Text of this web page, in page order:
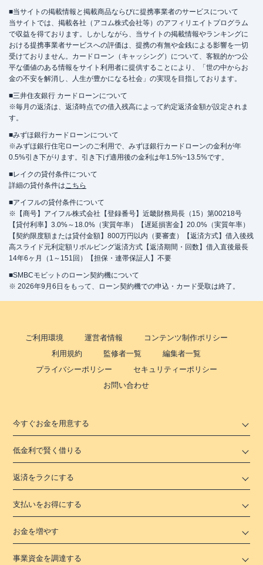
■当サイトの掲載情報と掲載商品ならびに提携事業者のサービスについて
当サイトでは、掲載各社（アコム株式会社等）のアフィリエイトプログラム
で収益を得ております。しかしながら、当サイトの掲載情報やランキングに
おける提携事業者サービスへの評価は、提携の有無や金銭による影響を一切
受けておりません。カードローン（キャッシング）について、客観的かつ公
平な価値のある情報をサイト利用者に提供することにより、「世の中からお
金の不安を解消し、人生が豊かになる社会」の実現を目指しております。
■三井住友銀行 カードローンについて
※毎月の返済は、返済時点での借入残高によって約定返済金額が設定されま
す。
■みずほ銀行カードローンについて
※みずほ銀行住宅ローンのご利用で、みずほ銀行カードローンの金利が年
0.5%引き下がります。引き下げ適用後の金利は年1.5%~13.5%です。
■レイクの貸付条件について
詳細の貸付条件はこちら
■アイフルの貸付条件について
※【商号】アイフル株式会社【登録番号】近畿財務局長（15）第00218号
【貸付利率】3.0%～18.0%（実質年率）【遅延損害金】20.0%（実質年率）
【契約限度額または貸付金額】800万円以内（要審査）【返済方式】借入後残
高スライド元利定額リボルビング返済方式【返済期間・回数】借入直後最長
14年6ヶ月（1～151回）【担保・連帯保証人】不要
■SMBCモビットのローン契約機について
※ 2026年9月6日をもって、ローン契約機での申込・カード受取は終了。
ご利用環境 運営者情報
コンテンツ制作ポリシー
利用規約
監修者一覧
編集者一覧
プライバシーポリシー
セキュリティーポリシー
お問い合わせ
今すぐお金を用意する
低金利で賢く借りる
返済をラクにする
支払いをお得にする
お金を増やす
事業資金を調達する